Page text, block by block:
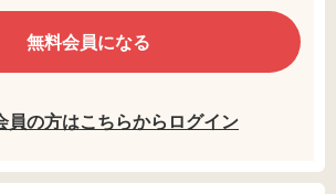
無料会員になる
員の方はこちらからログイン